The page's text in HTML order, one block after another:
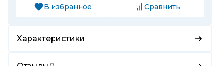
В избранное
Сравнить
Характеристики